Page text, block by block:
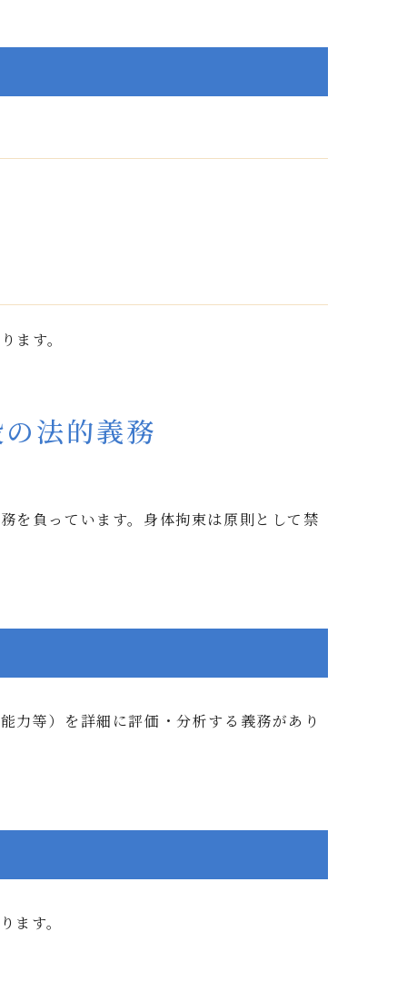
ます。
法的義務
を負っています。身体拘束は原則として禁
力等）を詳細に評価・分析する義務があり
ます。